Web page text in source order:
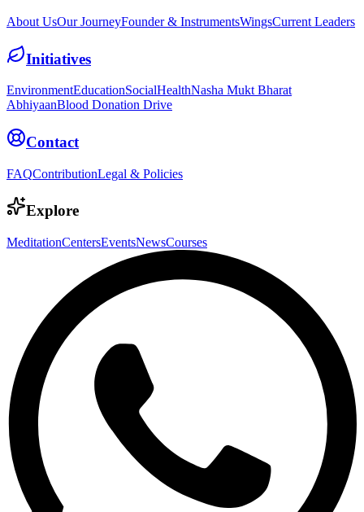
About UsOur JourneyFounder & InstrumentsWingsCurrent Leaders
Initiatives
EnvironmentEducationSocialHealthNasha Mukt Bharat
AbhiyaanBlood Donation Drive
Contact
FAQContributionLegal & Policies
Explore
MeditationCentersEventsNewsCourses